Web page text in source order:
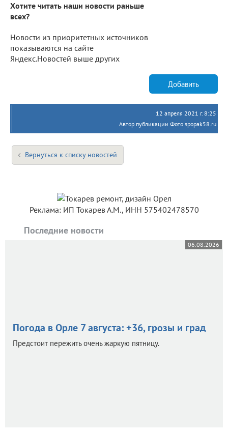
Хотите читать наши новости раньше
всех?
Новости из приоритетных источников
показываются на сайте
Яндекс.Новостей выше других
Добавить
12 апреля 2021 г. 8:25
Автор публикации Фото spopak58.ru
Вернуться к списку новостей
Реклама: ИП Токарев А.М., ИНН 575402478570
Последние новости
06.08.2026
Погода в Орле 7 августа: +36, грозы и град
Предстоит пережить очень жаркую пятницу.